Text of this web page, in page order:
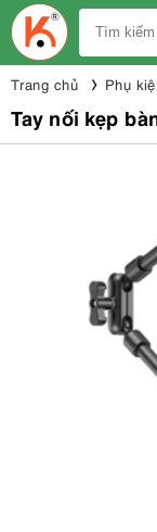
Trang chủ Phụ
Tay nối kẹp